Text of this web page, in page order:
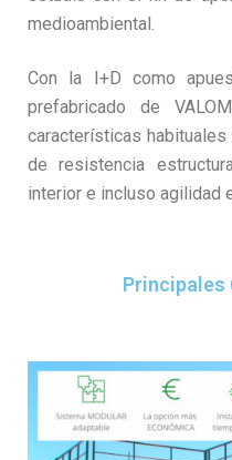
medioambiental.
Con la I+D como
prefabricado de
características
de resistencia
interior e incluso agilidad